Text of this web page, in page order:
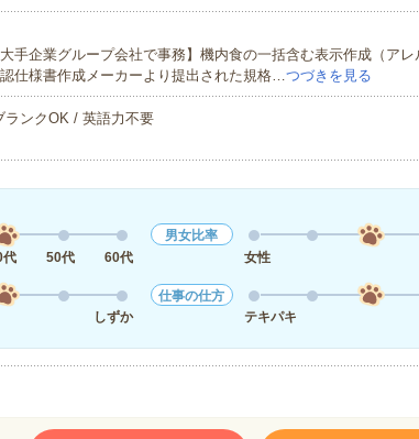
大手企業グループ会社で事務】機内食の一括含む表示作成（アレ
仕様書作成メーカーより提出された規格…つづきを見る
ンクOK / 英語力不要
代 50代 60代
男女比率
女性
しずか
仕事の仕方
テキパキ